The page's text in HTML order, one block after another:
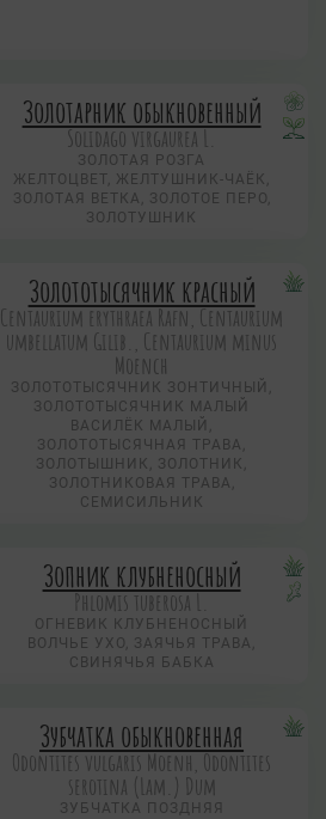
Золотарник обыкновенный
Solidago virgaurea L.
ЗОЛОТАЯ РОЗГА
ЖЕЛТОЦВЕТ, ЖЕЛТУШНИК-ЧАЁК,
ЗОЛОТАЯ ВЕТКА, ЗОЛОТОЕ ПЕРО,
ЗОЛОТУШНИК
Золототысячник красный
Centaurium erythraea Rafn, Centaurium
umbellatum Gilib., Centaurium minus
Moench
ЗОЛОТОТЫСЯЧНИК ЗОНТИЧНЫЙ,
ЗОЛОТОТЫСЯЧНИК МАЛЫЙ
ВАСИЛЁК МАЛЫЙ,
ЗОЛОТОТЫСЯЧНАЯ ТРАВА,
ЗОЛОТЫШНИК, ЗОЛОТНИК,
ЗОЛОТНИКОВАЯ ТРАВА,
СЕМИСИЛЬНИК
Зопник клубненосный
Phlomis tuberosa L.
ОГНЕВИК КЛУБНЕНОСНЫЙ
ВОЛЧЬЕ УХО, ЗАЯЧЬЯ ТРАВА,
СВИНЯЧЬЯ БАБКА
Зубчатка обыкновенная
Odontites vulgaris Moenh, Odontites
serotina (Lam.) Dum
ЗУБЧАТКА ПОЗДНЯЯ